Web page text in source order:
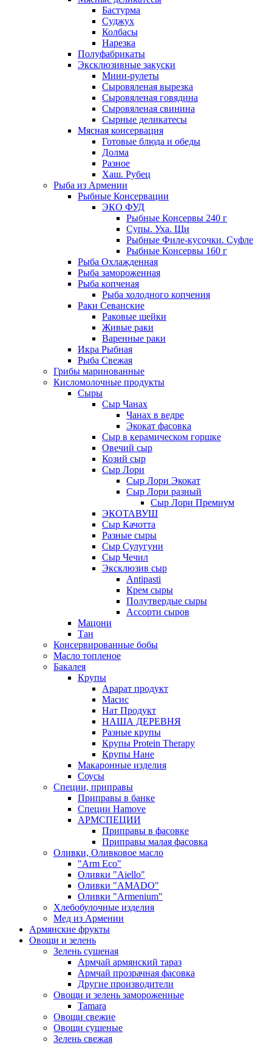
Бастурма
Суджух
Колбасы
Нарезка
Полуфабрикаты
Эксклюзивные закуски
Мини-рулеты
Сыровяленая вырезка
Сыровяленая говядина
Сыровяленая свинина
Сырные деликатесы
Мясная консервация
Готовые блюда и обеды
Долма
Разное
Хаш. Рубец
Рыба из Армении
Рыбные Консервации
ЭКО ФУД
Рыбные Консервы 240 г
Супы. Уха. Щи
Рыбные Филе-кусочки. Суфле
Рыбные Консервы 160 г
Рыба Охлажденная
Рыба замороженная
Рыба копченая
Рыба холодного копчения
Раки Севанские
Раковые шейки
Живые раки
Варенные раки
Икра Рыбная
Рыба Свежая
Грибы маринованные
Кисломолочные продукты
Сыры
Сыр Чанах
Чанах в ведре
Экокат фасовка
Сыр в керамическом горшке
Овечий сыр
Козий сыр
Сыр Лори
Сыр Лори Экокат
Сыр Лори разный
Сыр Лори Премиум
ЭКОТАВУШ
Сыр Качотта
Разные сыры
Сыр Сулугуни
Сыр Чечил
Эксклюзив сыр
Antipasti
Крем сыры
Полутвердые сыры
Ассорти сыров
Мацони
Тан
Консервированные бобы
Масло топленое
Бакалея
Крупы
Арарат продукт
Масис
Нат Продукт
НАША ДЕРЕВНЯ
Разные крупы
Крупы Protein Therapy
Крупы Нане
Макаронные изделия
Соусы
Специи, приправы
Приправы в банке
Специи Hamove
АРМСПЕЦИИ
Приправы в фасовке
Приправы малая фасовка
Оливки, Оливковое масло
"Arm Eco"
Оливки "Aiello"
Оливки "AMADO"
Оливки "Armenium"
Хлебобулочные изделия
Мед из Армении
Армянские фрукты
Овощи и зелень
Зелень сушеная
Армчай армянский тараз
Армчай прозрачная фасовка
Другие производители
Овощи и зелень замороженные
Tamara
Овощи свежие
Овощи сушеные
Зелень свежая